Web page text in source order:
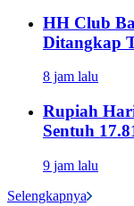
HH Club
Ditangkap
8 jam lalu
Rupiah
Sentuh
9 jam lalu
Selengkapnya